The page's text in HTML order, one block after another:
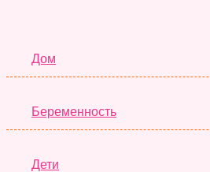
Дом
Беременность
Дети